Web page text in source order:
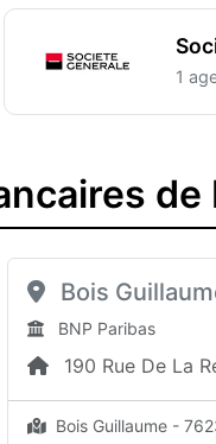
1
de
Bois
BNP Paribas
190 Rue De La
Bois Guillaume -